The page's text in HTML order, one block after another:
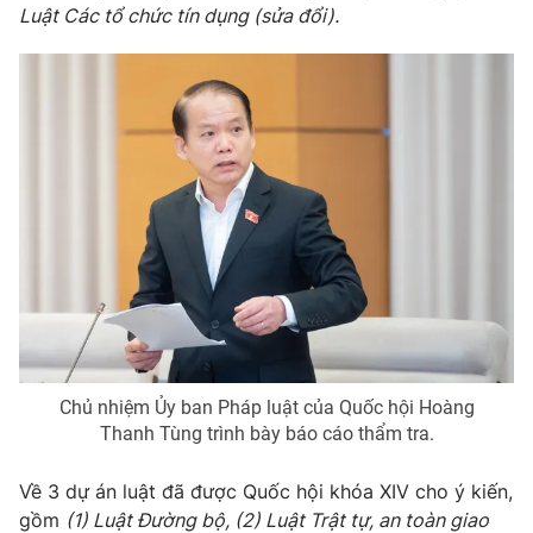
VTV Thể thao
VTV Sức khoẻ Bất động sản
Thị trường 24h Tấm lòng Việt
VTV4 Vươn mình bằng AI
VTV8
Liên hệ tòa soạn English
Luật Các tổ chức tín dụng (sửa đổi).
Chủ nhiệm Ủy ban Pháp luật của Quốc hội Hoàng
Thanh Tùng trình bày báo cáo thẩm tra.
Về 3 dự án luật đã được Quốc hội khóa XIV cho ý kiến,
gồm (1) Luật Đường bộ, (2) Luật Trật tự, an toàn giao